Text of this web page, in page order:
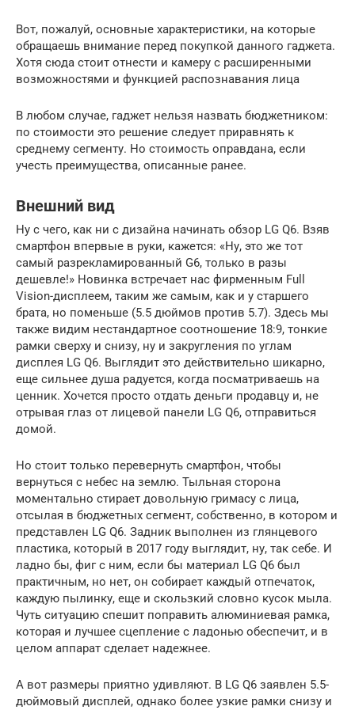
Вот, пожалуй, основные характеристики, на которые
обращаешь внимание перед покупкой данного гаджета.
Хотя сюда стоит отнести и камеру с расширенными
возможностями и функцией распознавания лица
В любом случае, гаджет нельзя назвать бюджетником:
по стоимости это решение следует приравнять к
среднему сегменту. Но стоимость оправдана, если
учесть преимущества, описанные ранее.
Внешний вид
Ну с чего, как ни с дизайна начинать обзор LG Q6. Взяв
смартфон впервые в руки, кажется: «Ну, это же тот
самый разрекламированный G6, только в разы
дешевле!» Новинка встречает нас фирменным Full
Vision-дисплеем, таким же самым, как и у старшего
брата, но поменьше (5.5 дюймов против 5.7). Здесь мы
также видим нестандартное соотношение 18:9, тонкие
рамки сверху и снизу, ну и закругления по углам
дисплея LG Q6. Выглядит это действительно шикарно,
еще сильнее душа радуется, когда посматриваешь на
ценник. Хочется просто отдать деньги продавцу и, не
отрывая глаз от лицевой панели LG Q6, отправиться
домой.
Но стоит только перевернуть смартфон, чтобы
вернуться с небес на землю. Тыльная сторона
моментально стирает довольную гримасу с лица,
отсылая в бюджетных сегмент, собственно, в котором и
представлен LG Q6. Задник выполнен из глянцевого
пластика, который в 2017 году выглядит, ну, так себе. И
ладно бы, фиг с ним, если бы материал LG Q6 был
практичным, но нет, он собирает каждый отпечаток,
каждую пылинку, еще и скользкий словно кусок мыла.
Чуть ситуацию спешит поправить алюминиевая рамка,
которая и лучшее сцепление с ладонью обеспечит, и в
целом аппарат сделает надежнее.
А вот размеры приятно удивляют. В LG Q6 заявлен 5.5-
дюймовый дисплей, однако более узкие рамки снизу и